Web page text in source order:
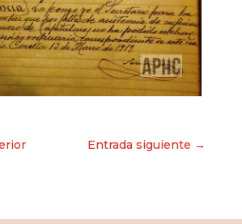
Entrada siguiente →